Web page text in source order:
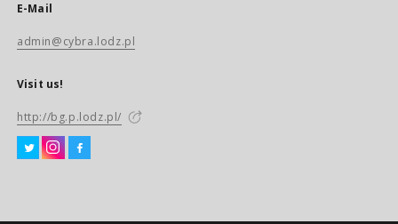
E-Mail
admin@cybra.lodz.pl
Visit us!
http://bg.p.lodz.pl/